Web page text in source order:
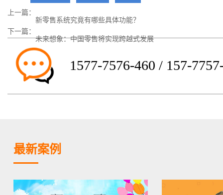
上一篇： 新零售系统究竟有哪些具体功能？
下一篇：未来想象：中国零售将实现跨越式发展
1577-7576-460 / 157-
最新案例